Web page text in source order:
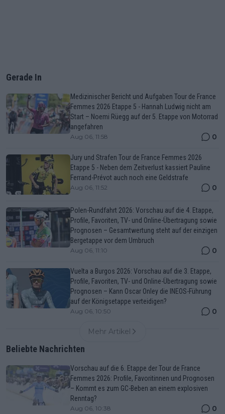
Gerade In
Medizinischer Bericht und Aufgaben Tour de France
Femmes 2026 Etappe 5 - Hannah Ludwig nicht am
Start – Noemi Rüegg auf der 5. Etappe von Motorrad
angefahren
Aug 06, 11:58 0
Jury und Strafen Tour de France Femmes 2026
Etappe 5 - Neben dem Zeitverlust kassiert Pauline
Ferrand-Prévot auch noch eine Geldstrafe
Aug 06, 11:52 0
Polen-Rundfahrt 2026: Vorschau auf die 4. Etappe,
Profile, Favoriten, TV- und Online-Übertragung sowie
Prognosen – Gesamtwertung steht auf der einzigen
Bergetappe vor dem Umbruch
Aug 06, 11:10 0
Vuelta a Burgos 2026: Vorschau auf die 3. Etappe,
Profile, Favoriten, TV- und Online-Übertragung sowie
Prognosen – Kann Oscar Onley die INEOS-Führung
auf der Königsetappe verteidigen?
Aug 06, 10:50 0
Mehr Artikel
Beliebte Nachrichten
Vorschau auf die 6. Etappe der Tour de France
Femmes 2026: Profile, Favoritinnen und Prognosen
– Kommt es zum GC-Beben an einem explosiven
Renntag?
Aug 06, 10:38 0